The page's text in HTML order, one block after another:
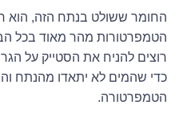
החומר ששולט בנתח הזה, הוא
הטמפרטורות מהר מאוד בכל
רוצים להניח את הסטייק על
כדי שהמים לא יתאדו מהנתח
הטמפרטורה.